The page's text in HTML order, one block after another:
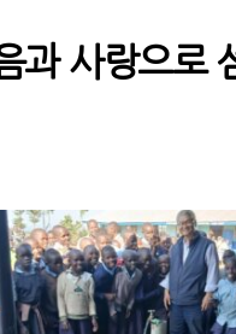
과 사랑으로